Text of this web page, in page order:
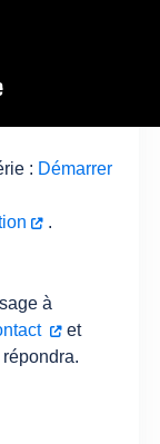
: Démarrer
.
à
et
répondra.